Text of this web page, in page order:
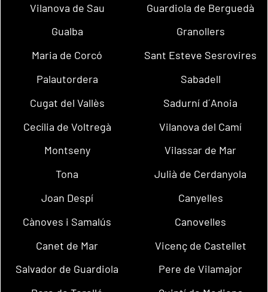
Vilanova de Sau
Guardiola de Berguedà
Gualba
Granollers
Maria de Corcó
Sant Esteve Sesrovires
Palautordera
Sabadell
Cugat del Vallès
Sadurní d´Anoia
Cecília de Voltregà
Vilanova del Camí
Montseny
Vilassar de Mar
Tona
Julià de Cerdanyola
Joan Despí
Canyelles
Cànoves i Samalús
Canovelles
Canet de Mar
Vicenç de Castellet
Salvador de Guardiola
Pere de Vilamajor